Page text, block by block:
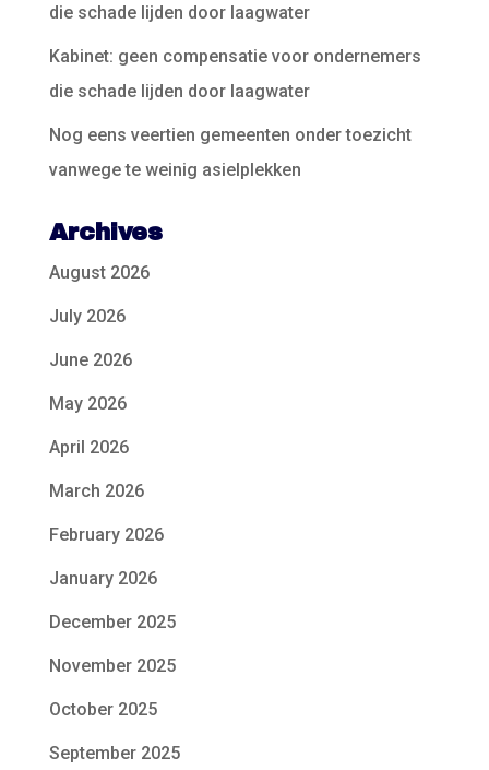
die schade lijden door laagwater
Kabinet: geen compensatie voor ondernemers
die schade lijden door laagwater
Nog eens veertien gemeenten onder toezicht
vanwege te weinig asielplekken
Archives
August 2026
July 2026
June 2026
May 2026
April 2026
March 2026
February 2026
January 2026
December 2025
November 2025
October 2025
September 2025